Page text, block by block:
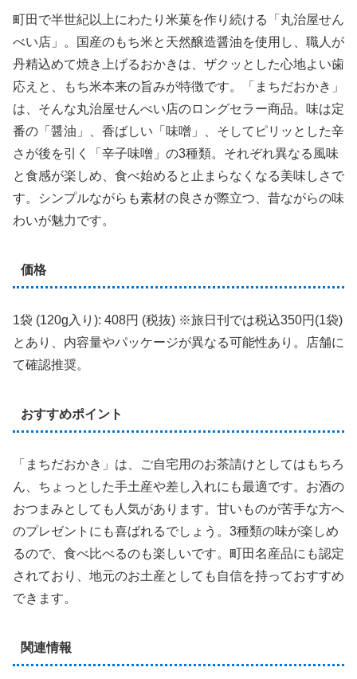
町田で半世紀以上にわたり米菓を作り続ける「丸治屋せん
べい店」。国産のもち米と天然醸造醤油を使用し、職人が
丹精込めて焼き上げるおかきは、ザクッとした心地よい歯
応えと、もち米本来の旨みが特徴です。「まちだおかき」
は、そんな丸治屋せんべい店のロングセラー商品。味は定
番の「醤油」、香ばしい「味噌」、そしてピリッとした辛
さが後を引く「辛子味噌」の3種類。それぞれ異なる風味
と食感が楽しめ、食べ始めると止まらなくなる美味しさで
す。シンプルながらも素材の良さが際立つ、昔ながらの味
わいが魅力です。
価格
1袋 (120g入り): 408円 (税抜) ※旅日刊では税込350円(1袋)
とあり、内容量やパッケージが異なる可能性あり。店舗に
て確認推奨。
おすすめポイント
「まちだおかき」は、ご自宅用のお茶請けとしてはもちろ
ん、ちょっとした手土産や差し入れにも最適です。お酒の
おつまみとしても人気があります。甘いものが苦手な方へ
のプレゼントにも喜ばれるでしょう。3種類の味が楽しめ
るので、食べ比べるのも楽しいです。町田名産品にも認定
されており、地元のお土産としても自信を持っておすすめ
できます。
関連情報